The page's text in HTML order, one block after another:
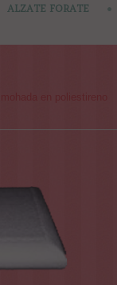
ALZATE FORATE